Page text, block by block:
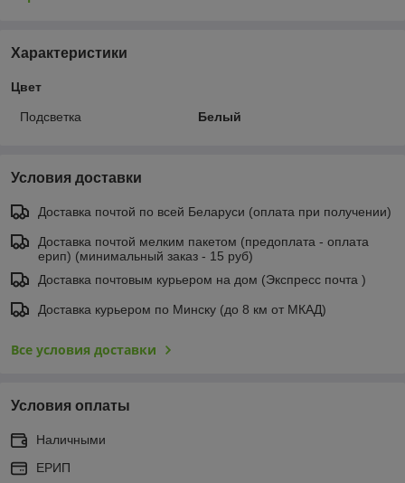
Характеристики
Цвет
Подсветка Белый
Условия доставки
Доставка почтой по всей Беларуси (оплата при получении)
Доставка почтой мелким пакетом (предоплата - оплата
ерип) (минимальный заказ - 15 руб)
Доставка почтовым курьером на дом (Экспресс почта )
Доставка курьером по Минску (до 8 км от МКАД)
Все условия доставки
Условия оплаты
Наличными
ЕРИП